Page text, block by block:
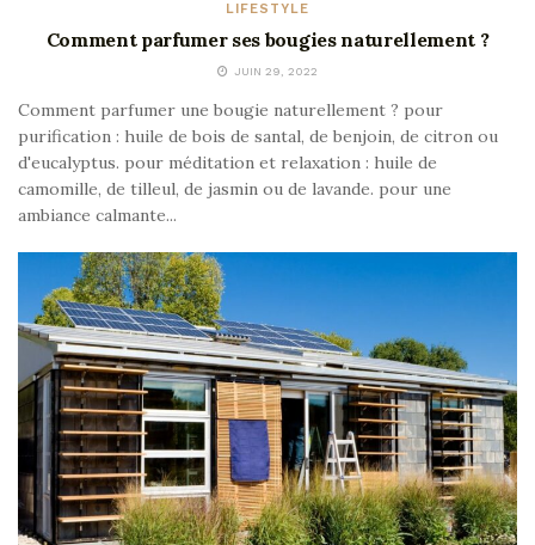
LIFESTYLE
Comment parfumer ses bougies naturellement ?
JUIN 29, 2022
Comment parfumer une bougie naturellement ? pour
purification : huile de bois de santal, de benjoin, de citron ou
d'eucalyptus. pour méditation et relaxation : huile de
camomille, de tilleul, de jasmin ou de lavande. pour une
ambiance calmante...